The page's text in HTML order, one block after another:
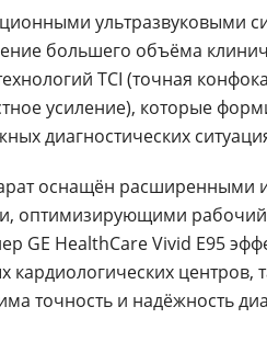
ультразвуковыми
большего объёма
TCI (точная
усиление), которые
диагностических
оснащён расширенными
оптимизирующими рабочий
GE HealthCare Vivid E95
кардиологических центров,
точность и надёжность